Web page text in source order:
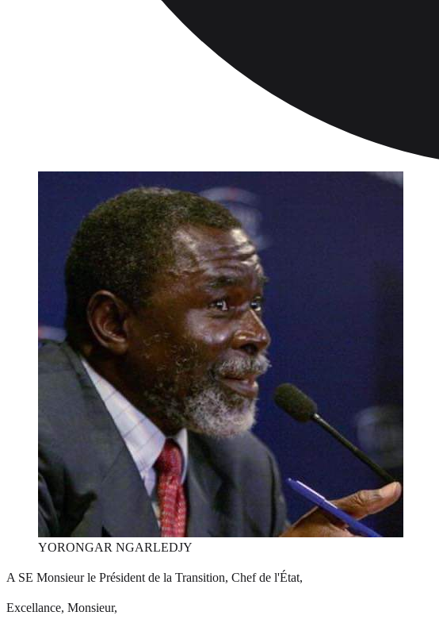
YORONGAR NGARLEDJY
A SE Monsieur le Président de la Transition, Chef de l'État,
Excellance, Monsieur,